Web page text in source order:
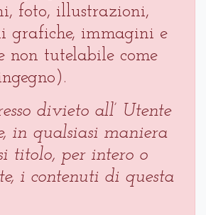
foto, illustrazioni,
grafiche, immagini e
non tutelabile come
divieto all’ Utente
in qualsiasi maniera
titolo, per intero o
i contenuti di questa